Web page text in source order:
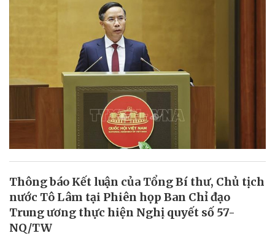
Thông báo Kết luận của Tổng Bí thư, Chủ tịch
nước Tô Lâm tại Phiên họp Ban Chỉ đạo
Trung ương thực hiện Nghị quyết số 57-
NQ/TW